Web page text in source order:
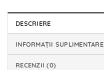
DESCRIERE
INFORMAȚII SUPLIMENTARE
RECENZII (0)